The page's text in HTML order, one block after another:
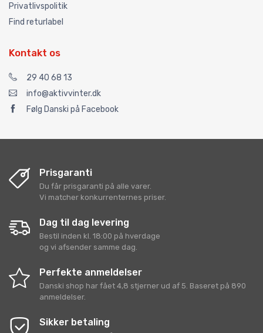
Privatlivspolitik
Find returlabel
Kontakt os
29 40 68 13
info@aktivvinter.dk
Følg Danski på Facebook
Prisgaranti
Du får prisgaranti på alle varer.
Vi matcher konkurrenternes priser.
Dag til dag levering
Bestil inden kl. 18:00 på hverdage
og vi afsender samme dag.
Perfekte anmeldelser
Danski shop har fået 4,8 stjerner ud af 5. Baseret på 890
anmeldelser.
Sikker betaling